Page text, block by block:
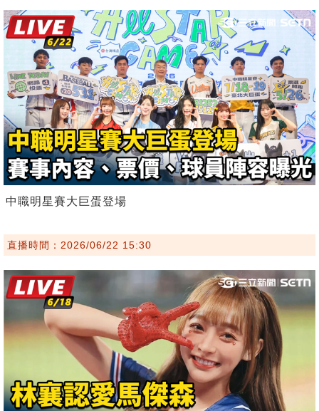
中職明星賽大巨蛋登場
直播時間：2026/06/22 15:30